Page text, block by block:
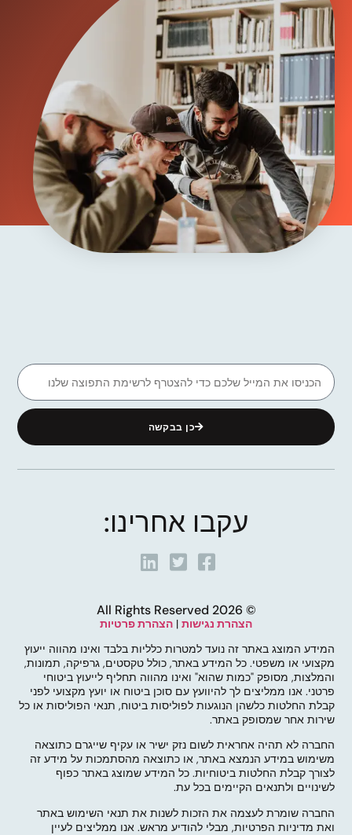
כן בבקשה
עקבו אחרינו:
© 2026 All Rights Reserved
הצהרת נגישות | הצהרת פרטיות
המידע המוצג באתר זה נועד למטרות כלליות בלבד ואינו מהווה ייעוץ
מקצועי או משפטי. כל המידע באתר, כולל טקסטים, גרפיקה, תמונות,
והמלצות, מסופק "כמות שהוא" ואינו מהווה תחליף לייעוץ ביטוחי
פרטני. אנו ממליצים לך להיוועץ עם סוכן ביטוח או יועץ מקצועי לפני
קבלת החלטות כלשהן הנוגעות לפוליסות ביטוח, תנאי הפוליסות או כל
שירות אחר שמסופק באתר.
החברה לא תהיה אחראית לשום נזק ישיר או עקיף שייגרם כתוצאה
משימוש במידע הנמצא באתר, או כתוצאה מהסתמכות על מידע זה
לצורך קבלת החלטות ביטוחיות. כל המידע שמוצג באתר כפוף
לשינויים ולתנאים הקיימים בכל עת.
החברה שומרת לעצמה את הזכות לשנות את תנאי השימוש באתר
ואת מדיניות הפרטיות, מבלי להודיע מראש. אנו ממליצים לעיין